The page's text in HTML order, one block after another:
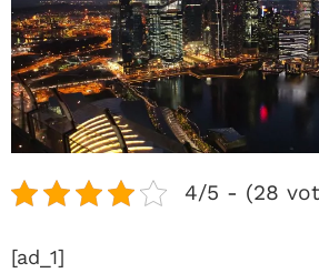
4/5 - (28
[ad_1]